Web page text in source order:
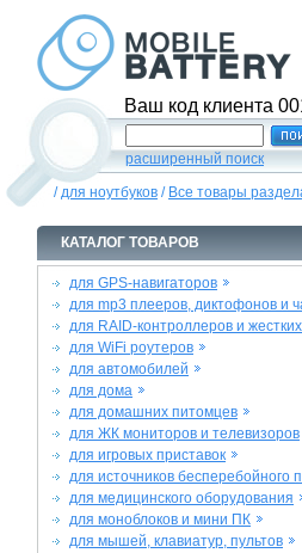
Ваш код клиента
расширенный поиск
/для ноутбуков / Все товары
КАТАЛОГ ТОВАРОВ
для GPS-навигаторов
для mp3 плееров, диктофонов и
для RAID-контроллеров и
для WiFi роутеров
для автомобилей
для дома
для домашних питомцев
для ЖК мониторов и телевизоров
для игровых приставок
для источников бесперебойного
для медицинского оборудования
для моноблоков и мини ПК
для мышей, клавиатур, пультов